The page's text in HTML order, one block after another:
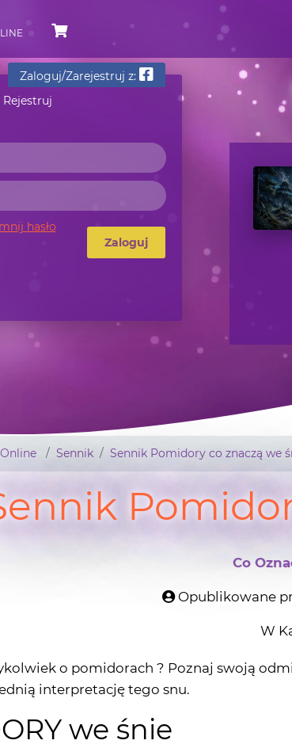
Rejestruj
Zaloguj/Zarejestruj z:
hasło
Zaloguj
Sennik Sennik Pomidory co znaczą we
Co
Opublikowane
W
o pomidorach ? Poznaj swoją
interpretację tego snu.
we śnie